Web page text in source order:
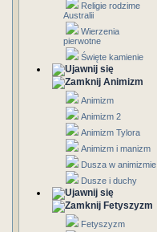
Religie rodzime
Australii
Wierzenia
pierwotne
Święte kamienie
Animizm
Animizm
Animizm 2
Animizm Tylora
Animizm i manizm
Dusza w animizmie
Dusze i duchy
Fetyszyzm
Fetyszyzm